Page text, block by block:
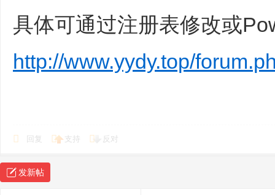
具体可通过注册表修改或
http://www.yydy.top/
回复 支持 反对
发新帖